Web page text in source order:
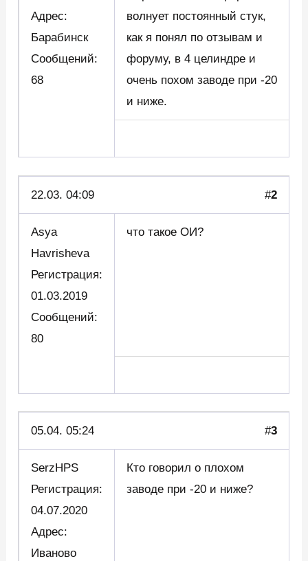
Адрес:
Барабинск
Сообщений:
68
волнует постоянный стук,
как я понял по отзывам и
форуму, в 4 целиндре и
очень похом заводе при -20
и ниже.
22.03. 04:09 #2
Asya
Havrisheva
Регистрация:
01.03.2019
Сообщений:
80
что такое ОИ?
05.04. 05:24 #3
SerzHPS
Регистрация:
04.07.2020
Адрес:
Иваново
Кто говорил о плохом
заводе при -20 и ниже?